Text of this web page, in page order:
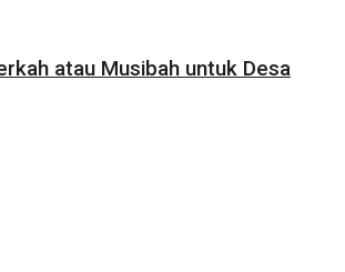
atau Musibah untuk Desa